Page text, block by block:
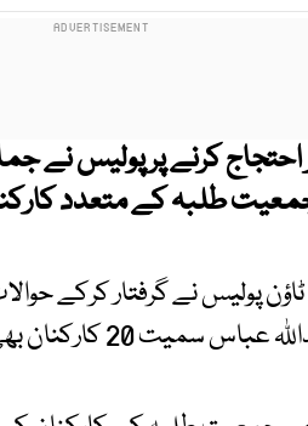
احتجاج کرنے پر پولیس نے
طلبہ کے متعدد کارکنان
پولیس نے گرفتار کرکے
بھی گرفتار کر لیے گئے۔